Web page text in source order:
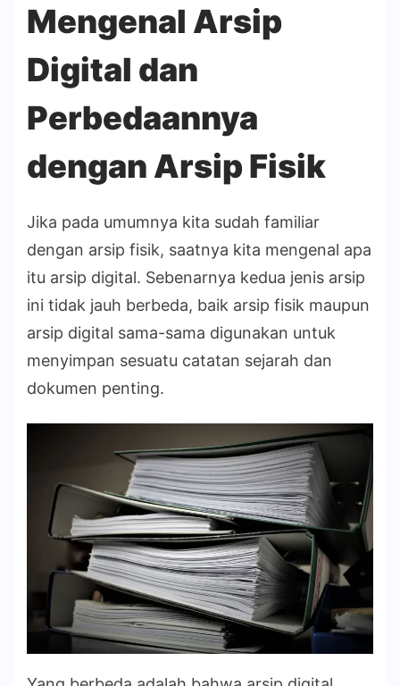
Mengenal Arsip
Digital dan
Perbedaannya
dengan Arsip Fisik
Jika pada umumnya kita sudah familiar
dengan arsip fisik, saatnya kita mengenal apa
itu arsip digital. Sebenarnya kedua jenis arsip
ini tidak jauh berbeda, baik arsip fisik maupun
arsip digital sama-sama digunakan untuk
menyimpan sesuatu catatan sejarah dan
dokumen penting.